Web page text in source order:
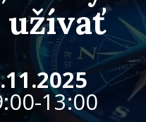
užívať
13:00